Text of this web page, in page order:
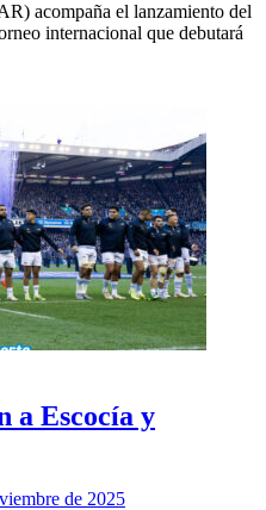
acompaña el lanzamiento del
internacional que debutará
a Escocía y
de 2025